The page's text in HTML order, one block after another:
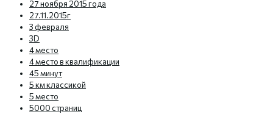
27 ноября 2015 года
27.11.2015г
3 февраля
3D
4 место
4 место в квалификации
45 минут
5 км классикой
5 место
5000 страниц